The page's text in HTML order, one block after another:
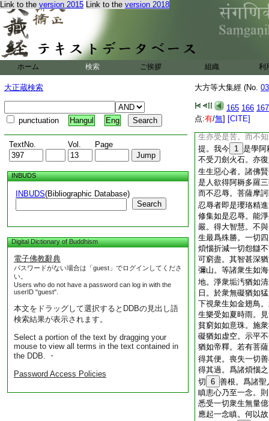
Link to the version 2015 Link to the version 2018
ホーム 検索 ご挨拶 組織 利
大正蔵検索
punctuation Hangul Eng
TextNo. Vol. Page
INBUDS
INBUDS(Bibliographic Database)
Search
Digital Dictionary of Buddhism
電子佛教辭典
パスワードがない場合は「guest」でログインしてくださ
い。
Users who do not have a password can log in with the
userID "guest".
本文をドラッグして選択するとDDBの見出し語
検索結果が表示されます。
Select a portion of the text by dragging your
mouse to view all terms in the text contained in
the DDB. ・
Password Access Policies
大方等大集經 (No.
165 166 167
点:有/無] [CITE]
種苦。衆生既受如
心。若有衆生於一
心猶如虚空。是人
是人能得身心寂靜
悲。若有菩薩初修
有恒河沙等如須彌
於無量世受大劇苦
終不悔。亦不退轉
令一切所有衆生。
我身經無量歳。我
念。復作是念。是
生亦受是苦。而不
提。我今 1 是學阿
不受刀劍火石。亦
生生惡心者。諸佛
是人欲得阿耨多羅
而不忍辱。菩薩摩
忍辱者即是瓔珞精
修集如是忍辱。能
嚴。得大智慧。不
生最爲殊勝。一切
煩惱折減一切怨讎
可窮盡。其智甚深
彌山。等諸衆生如
地。淨衆垢汚猶如
日。於衆無礙猶如
下視衆生如金翅鳥
生樂受如夏時雨。
貧窮如如意珠。施
礙猶如虚空。示平
猶如帝釋。若有菩
得其便。喪失一切
得其過。爲諸煩惱
切 6 善根。爲諸聖
瞋恚心乃至一念。
悉受一切衆生無量
應起一念瞋。何以